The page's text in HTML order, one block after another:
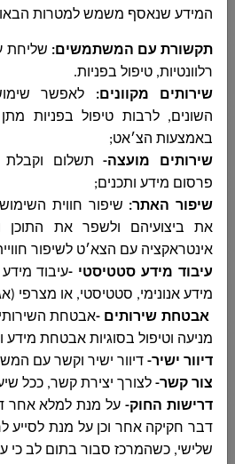
ديوان المدير العام
الهندسة
المحاسبة
المشتريات
الجباية - الأرنونا
الحوسبة وانظمة المعلومات
המידע שנאסף משמש למטרות
תקשורת עם המשתמשים: שליחת
רלוונטיות, טיפול בפניות.
שירותים מקוונים: לאפשר
השונים, לרבות טיפול בפניות
באמצעות הצ׳אט;
שירותים מועצה- תשלום וקבלת
פרסום מידע ותכנים;
שיפור האתר: שיפור חווית
את ביצועיהם ולשפר את התוכן
אינטראקציה עם הצא׳ט לשיפור
עיבוד מידע סטטיסטי -עיבוד
מידע אנונימי, סטטיסטי, או מצרפי
אבטחת שירותים -אבטחת
מניעה וטיפול בסוגיות אבטחת מידע
דיוור ישיר- דיוור ישיר וקשר עם
צור קשר- לצורך יצירת קשר, ככל
דרישות החוק- על מנת למלא אחר
דבר חקיקה אחר וכן על מנת לסייע
שלישי, כשהמרכז סבור בתום לב כי